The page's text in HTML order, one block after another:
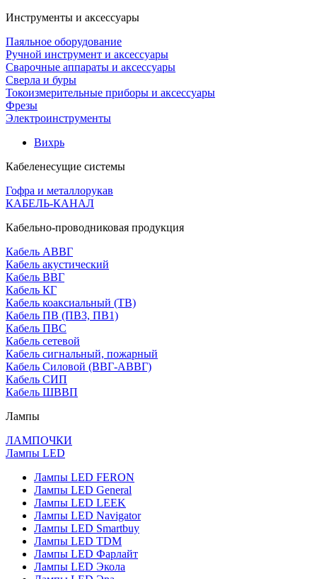
Инструменты и аксессуары
Паяльное оборудование
Ручной инструмент и аксессуары
Сварочные аппараты и аксессуары
Сверла и буры
Токоизмерительные приборы и аксессуары
Фрезы
Электроинструменты
Вихрь
Кабеленесущие системы
Гофра и металлорукав
КАБЕЛЬ-КАНАЛ
Кабельно-проводниковая продукция
Кабель АВВГ
Кабель акустический
Кабель ВВГ
Кабель КГ
Кабель коаксиальный (ТВ)
Кабель ПВ (ПВ3, ПВ1)
Кабель ПВС
Кабель сетевой
Кабель сигнальный, пожарный
Кабель Силовой (ВВГ-АВВГ)
Кабель СИП
Кабель ШВВП
Лампы
ЛАМПОЧКИ
Лампы LED
Лампы LED FERON
Лампы LED General
Лампы LED LEEK
Лампы LED Navigator
Лампы LED Smartbuy
Лампы LED TDM
Лампы LED Фарлайт
Лампы LED Экола